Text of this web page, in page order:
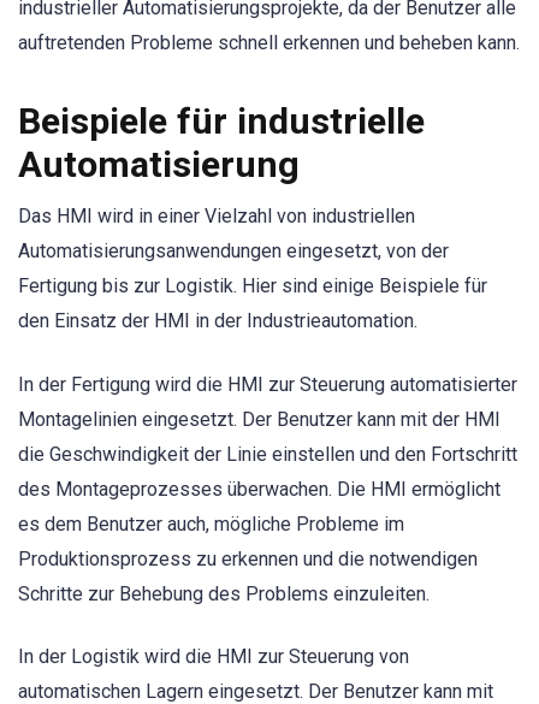
industrieller Automatisierungsprojekte, da der Benutzer alle
auftretenden Probleme schnell erkennen und beheben kann.
Beispiele für industrielle
Automatisierung
Das HMI wird in einer Vielzahl von industriellen
Automatisierungsanwendungen eingesetzt, von der
Fertigung bis zur Logistik. Hier sind einige Beispiele für
den Einsatz der HMI in der Industrieautomation.
In der Fertigung wird die HMI zur Steuerung automatisierter
Montagelinien eingesetzt. Der Benutzer kann mit der HMI
die Geschwindigkeit der Linie einstellen und den Fortschritt
des Montageprozesses überwachen. Die HMI ermöglicht
es dem Benutzer auch, mögliche Probleme im
Produktionsprozess zu erkennen und die notwendigen
Schritte zur Behebung des Problems einzuleiten.
In der Logistik wird die HMI zur Steuerung von
automatischen Lagern eingesetzt. Der Benutzer kann mit